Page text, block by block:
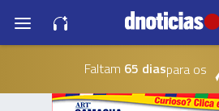
Faltam 65 diaspara os